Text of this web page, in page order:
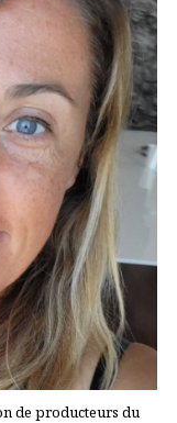
de producteurs du